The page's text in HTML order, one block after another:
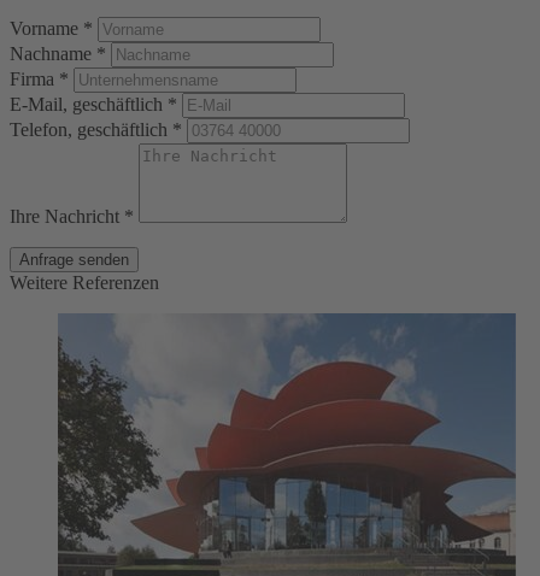
Vorname *
Nachname *
Firma *
E-Mail, geschäftlich *
Telefon, geschäftlich *
Ihre Nachricht *
Anfrage senden
Weitere Referenzen